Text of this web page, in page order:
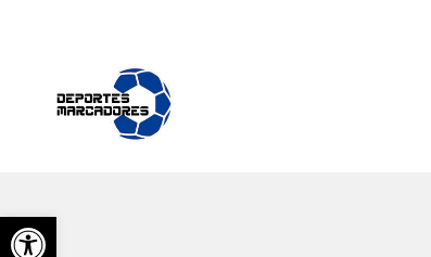
Abrir barra de herramientas